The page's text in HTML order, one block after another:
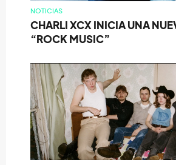
NOTICIAS
CHARLI XCX INICIA UNA
“ROCK MUSIC”